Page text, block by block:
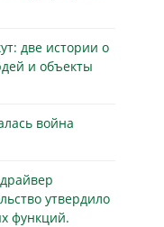
две истории о
и объекты
война
утвердило
функций.